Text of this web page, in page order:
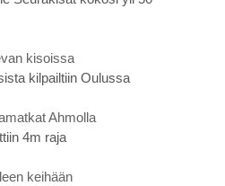
kisoissa
kilpailtiin Oulussa
Ahmolla
4m raja
keihään